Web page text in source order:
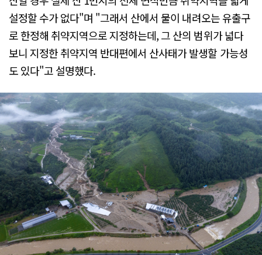
설정할 수가 없다"며 "그래서 산에서 물이 내려오는 유출구
로 한정해 취약지역으로 지정하는데, 그 산의 범위가 넓다
보니 지정한 취약지역 반대편에서 산사태가 발생할 가능성
도 있다"고 설명했다.